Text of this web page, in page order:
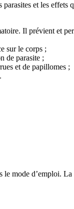
et les effets
Il prévient et
sur le corps ;
de parasite ;
et de papillomes ;
mode d’emploi.